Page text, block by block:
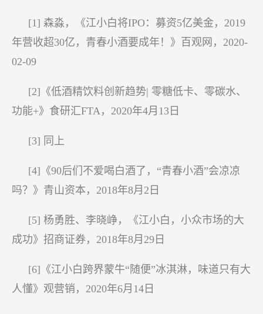
[1] 森淼，《江小白将IPO：募资5亿美金，2019
年营收超30亿，青春小酒要成年！》百观网，2020-
02-09
[2]《低酒精饮料创新趋势| 零糖低卡、零碳水、
功能+》食研汇FTA，2020年4月13日
[3] 同上
[4]《90后们不爱喝白酒了，“青春小酒”会凉凉
吗？》青山资本，2018年8月2日
[5] 杨勇胜、李晓峥，《江小白，小众市场的大
成功》招商证券，2018年8月29日
[6]《江小白跨界蒙牛“随便”冰淇淋，味道只有大
人懂》观营销，2020年6月14日